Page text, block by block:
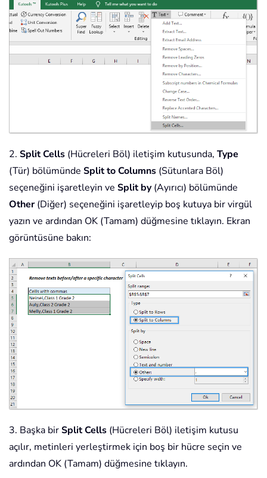
2. Split Cells (Hücreleri Böl) iletişim kutusunda, Type
(Tür) bölümünde Split to Columns (Sütunlara Böl)
seçeneğini işaretleyin ve Split by(Ayırıcı) bölümünde
Other(Diğer) seçeneğini işaretleyip boş kutuya bir virgül
yazın ve ardından OK (Tamam) düğmesine tıklayın. Ekran
görüntüsüne bakın:
3. Başka birSplit Cells (Hücreleri Böl) iletişim kutusu
açılır, metinleri yerleştirmek için boş bir hücre seçin ve
ardından OK (Tamam) düğmesine tıklayın.